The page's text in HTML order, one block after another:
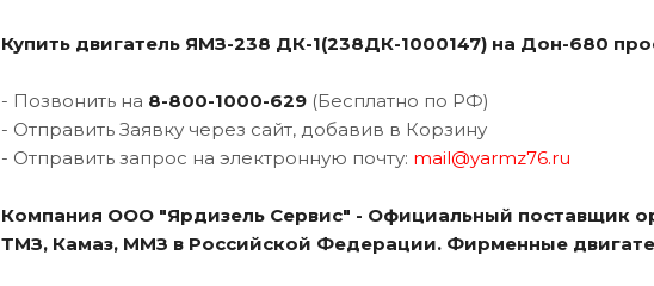
Купить двигатель ЯМЗ-238 ДК-1(238ДК-1000147) на Дон-680
- Позвонить на 8-800-1000-629 (Бесплатно по РФ)
- Отправить Заявку через сайт, добавив в Корзину
- Отправить запрос на электронную почту: mail@yarmz76.ru
Компания ООО "Ярдизель Сервис" - Официальный поставщик
ТМЗ, Камаз, ММЗ в Российской Федерации. Фирменные